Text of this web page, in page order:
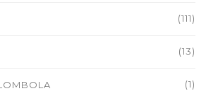
(111)
(13)
(1)